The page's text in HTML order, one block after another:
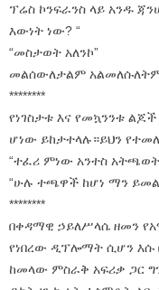
ፕሬስ ኮንፍራንስ ላይ አንዱ
እውነት ነው? “
“መስታወት አለንኮ”
መልሰውለታልም
********
የነገስታቱ እና የመኳንንቱ
ሆነው ይከታተላሉ።ይህን
“ተፈሪ ምነው አንተስ
“ሁሉ ተጫዋች ከሆነ ማን
********
በቀዳማዊ ኃይለሥላሴ ዘመን
የነበረው ዲፕሎማት ሲሆን እሱ
ከመላው ምስራቅ አፍሪቃ ጋር